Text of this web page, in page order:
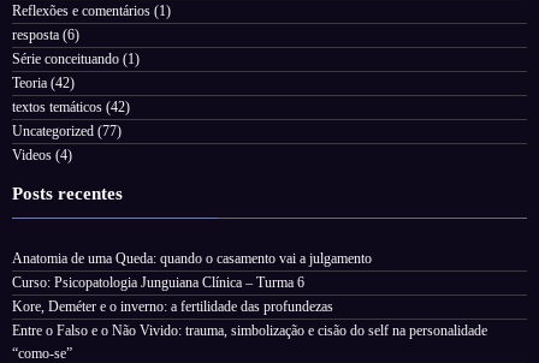
Reflexões e comentários (1)
resposta (6)
Série conceituando (1)
Teoria (42)
textos temáticos (42)
Uncategorized (77)
Videos (4)
Posts recentes
Anatomia de uma Queda: quando o casamento vai a julgamento
Curso: Psicopatologia Junguiana Clínica – Turma 6
Kore, Deméter e o inverno: a fertilidade das profundezas
Entre o Falso e o Não Vivido: trauma, simbolização e cisão do self na personalidade
“como-se”